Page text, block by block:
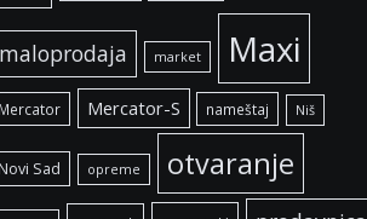
maloprodaja market Maxi
Mercator Mercator-S nameštaj Niš
Novi Sad opreme otvaranje